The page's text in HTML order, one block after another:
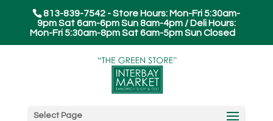
813-839-7542 - Store Hours: Mon-Fri 5:30am-
9pm Sat 6am-6pm Sun 8am-4pm / Deli Hours:
Mon-Fri 5:30am-8pm Sat 6am-5pm Sun Closed
Select Page